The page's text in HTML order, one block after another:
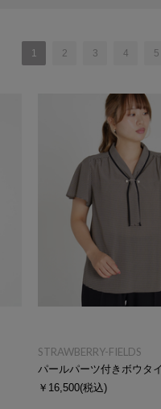
1 2 3 4 5
STRAWBERRY-FIELDS
パールパーツ付きボウタ
￥16,500(税込)